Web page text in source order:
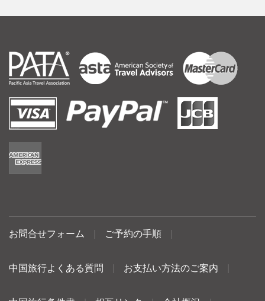
お問合せフォーム ご予約の手順
中国旅行よくある質問 お支払い方法のご案内